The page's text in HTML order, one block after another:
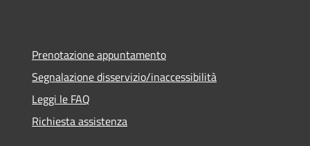
Prenotazione appuntamento
Segnalazione disservizio/inaccessibilità
Leggi le FAQ
Richiesta assistenza